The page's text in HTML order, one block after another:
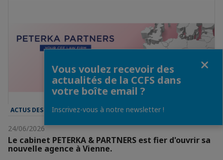
ACTUS DES ENTREPRISES
24/06/2026
Le cabinet PETERKA & PARTNERS est fier d'ouvrir sa
nouvelle agence à Vienne.
Vous voulez recevoir des
actualités de la CCFS dans
votre boîte email ?
Inscrivez-vous à notre newsletter !